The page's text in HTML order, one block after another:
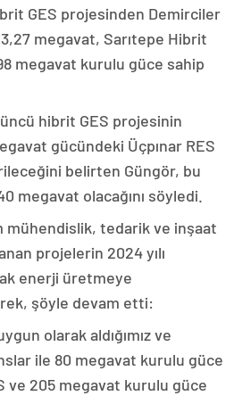
GES projesinden Demirciler
megavat, Sarıtepe Hibrit
megavat kurulu güce sahip
hibrit GES projesinin
gücündeki Üçpınar RES
belirten Güngör, bu
megavat olacağını söyledi.
mühendislik, tedarik ve inşaat
projelerin 2024 yılı
enerji üretmeye
şöyle devam etti:
olarak aldığımız ve
ile 80 megavat kurulu güce
ve 205 megavat kurulu güce